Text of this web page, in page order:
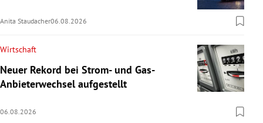
Anita Staudacher06.08.2026
Wirtschaft
Neuer Rekord bei Strom- und Gas-
Anbieterwechsel aufgestellt
06.08.2026